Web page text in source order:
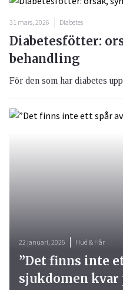
31 mars, 2026 Diabetes
Diabetesfötter:
behandling
För den som har diabetes
22 januari, 2026 Hud & Hår
”Det finns inte
sjukdomen kvar